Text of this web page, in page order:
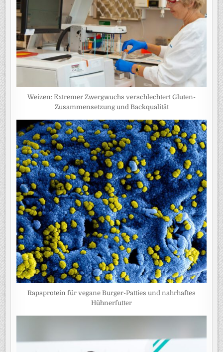
Weizen: Extremer Zwergwuchs verschlechtert Gluten-
Zusammensetzung und Backqualität
Rapsprotein für vegane Burger-Patties und nahrhaftes
Hühnerfutter